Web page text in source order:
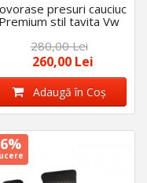
presuri cauciuc
Premium stil tavita Vw
2015
280,00 Lei
260,00 Lei
Adaugă în Coş